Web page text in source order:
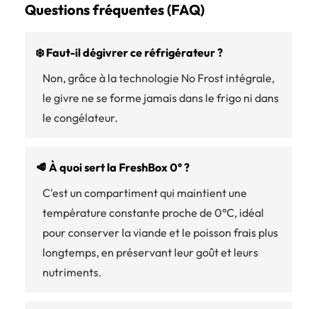
Questions fréquentes (FAQ)
❄️ Faut-il dégivrer ce réfrigérateur ?
Non, grâce à la technologie No Frost intégrale,
le givre ne se forme jamais dans le frigo ni dans
le congélateur.
🥩 À quoi sert la FreshBox 0° ?
C'est un compartiment qui maintient une
température constante proche de 0°C, idéal
pour conserver la viande et le poisson frais plus
longtemps, en préservant leur goût et leurs
nutriments.